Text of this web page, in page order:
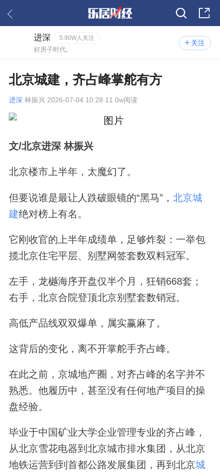
关注
进深 5.90W人关注
好房子时代。
北京城建，齐占峰掌舵有方
进深 林振兴 2026-07-04 10:28 11.0w阅读
文/北京进深 林振兴
北京楼市上半年，太魔幻了。
但要说谁是最让人跌破眼镜的“黑马”， 北京城
建绝对榜上有名。
它刚收官的上半年成绩单，足够炸裂：一举包
揽北京住宅平层、别墅网签套数双料冠军。
左手，龙樾海序开盘仅半个月，狂销668套；
右手，北京合院登顶北京别墅套数销冠。
高低产品线双双爆单，属实赢麻了。
这背后的变化，离不开掌舵手齐占峰。
在此之前，京城地产圈，对齐占峰的名字并不
熟悉。他履历中，甚至没有任何地产项目的操
盘经验。
毕业于中国矿业大学企业管理专业的齐占峰，
从北京雪花电器到北京城市排水集团，从北京
地铁运营到到首都公路发展集团，再到北京城